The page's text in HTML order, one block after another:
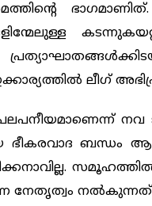
ലീഗ്
നവ
ഭീകരവാദ ബന്ധം
നേതൃത്വം